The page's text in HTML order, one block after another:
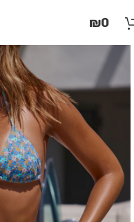
זֶה
מַעֲרֶכֶת
"המרכז
הישראלי
הַמְּסַיַּעַת
לִנְגִישׁוּת
הָאֲתָר.
לִפְתִיחַת
תַּפְרִיט
הֵנְּגִישׁוּת
₪0